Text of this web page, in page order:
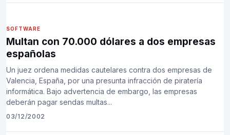
SOFTWARE
Multan con 70.000 dólares a dos empresas
españolas
Un juez ordena medidas cautelares contra dos empresas de
Valencia, España, por una presunta infracción de piratería
informática. Bajo advertencia de embargo, las empresas
deberán pagar sendas multas...
03/12/2002